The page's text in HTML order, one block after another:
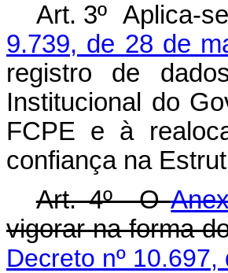
Art. 3º Aplica-
9.739, de 28 de
registro de
Institucional do
FCPE e à
confiança na
Art. 4º O
vigorar na forma
Decreto nº 10.697,